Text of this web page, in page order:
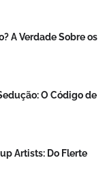
A Verdade Sobre os
O Código de
Artists: Do Flerte